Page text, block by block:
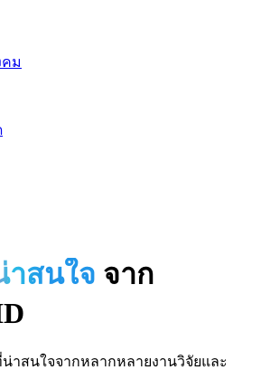
คม
สนใจ จาก
าสนใจจากหลากหลายงานวิจัยและ